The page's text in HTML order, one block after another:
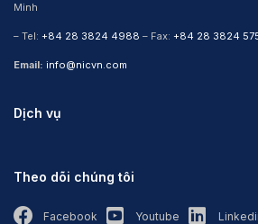
Minh
– Tel: +84 28 3824 4988 – Fax: +84 28 3824
Email: info@nicvn.com
Dịch vụ
Theo dõi chúng tôi
Facebook Youtube